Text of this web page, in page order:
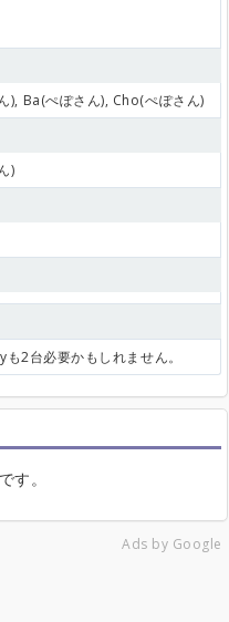
), Ba(ぺぽさん), Cho(ぺぽさん)
)
2台必要かもしれません。
す。
Ads by Google